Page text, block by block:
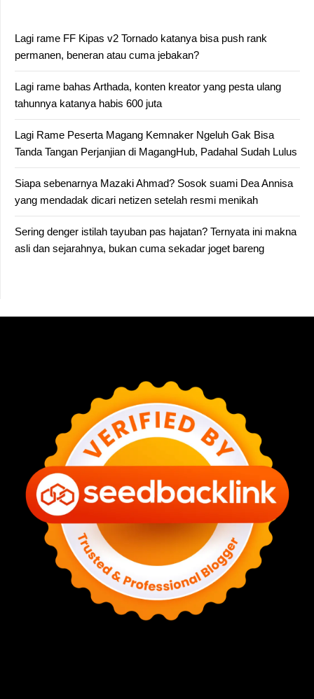
Lagi rame FF Kipas v2 Tornado katanya bisa push rank
permanen, beneran atau cuma jebakan?
Lagi rame bahas Arthada, konten kreator yang pesta ulang
tahunnya katanya habis 600 juta
Lagi Rame Peserta Magang Kemnaker Ngeluh Gak Bisa
Tanda Tangan Perjanjian di MagangHub, Padahal Sudah Lulus
Siapa sebenarnya Mazaki Ahmad? Sosok suami Dea Annisa
yang mendadak dicari netizen setelah resmi menikah
Sering denger istilah tayuban pas hajatan? Ternyata ini makna
asli dan sejarahnya, bukan cuma sekadar joget bareng